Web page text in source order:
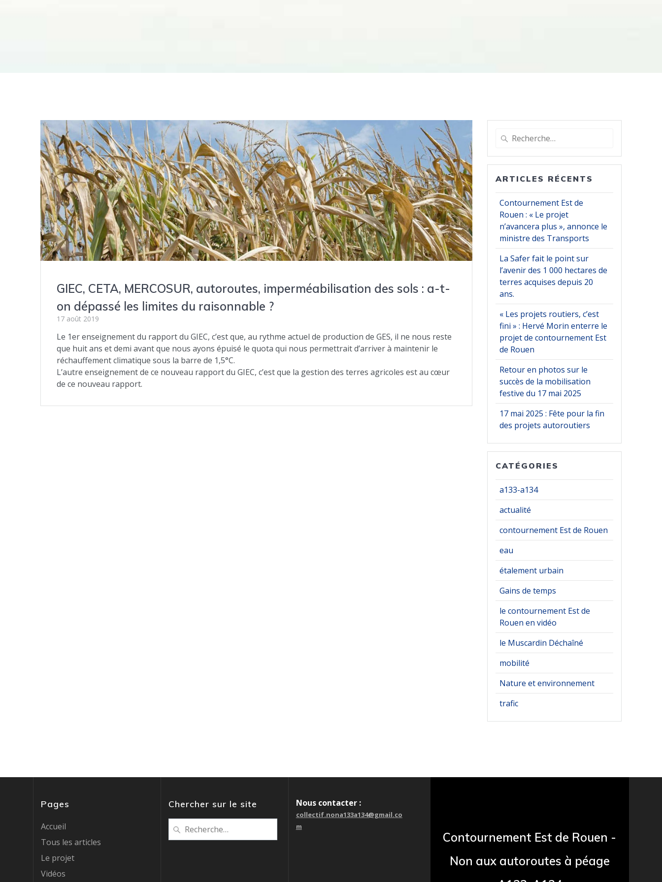
GIEC, CETA, MERCOSUR, autoroutes, imperméabilisation des sols : a-t-
on dépassé les limites du raisonnable ?
17 août 2019
Le 1er enseignement du rapport du GIEC, c’est que, au rythme actuel de production de GES, il ne nous reste
que huit ans et demi avant que nous ayons épuisé le quota qui nous permettrait d’arriver à maintenir le
réchauffement climatique sous la barre de 1,5°C.
L’autre enseignement de ce nouveau rapport du GIEC, c’est que la gestion des terres agricoles est au cœur
de ce nouveau rapport.
Recherche
:
ARTICLES RÉCENTS
Contournement Est de
Rouen : « Le projet
n’avancera plus », annonce le
ministre des Transports
La Safer fait le point sur
l’avenir des 1 000 hectares de
terres acquises depuis 20
ans.
« Les projets routiers, c’est
fini » : Hervé Morin enterre le
projet de contournement Est
de Rouen
Retour en photos sur le
succès de la mobilisation
festive du 17 mai 2025
17 mai 2025 : Fête pour la fin
des projets autoroutiers
CATÉGORIES
a133-a134
actualité
contournement Est de Rouen
eau
étalement urbain
Gains de temps
le contournement Est de
Rouen en vidéo
le Muscardin Déchaîné
mobilité
Nature et environnement
trafic
Pages
Accueil
Tous les articles
Le projet
Vidéos
Chercher sur le site
Recherche
pour
Nous contacter :
collectif.nona133a134@gmail.co
m
Contournement Est de Rouen -
Non aux autoroutes à péage